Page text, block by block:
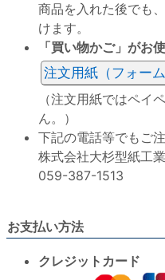
商品を入れた後でも
けます。
「買い物かご」がお
注文用紙（フォーム
（注文用紙ではペイ
ん。）
下記の電話等でもご
株式会社大杉型紙
059-387-1513
お支払い方法
クレジットカード